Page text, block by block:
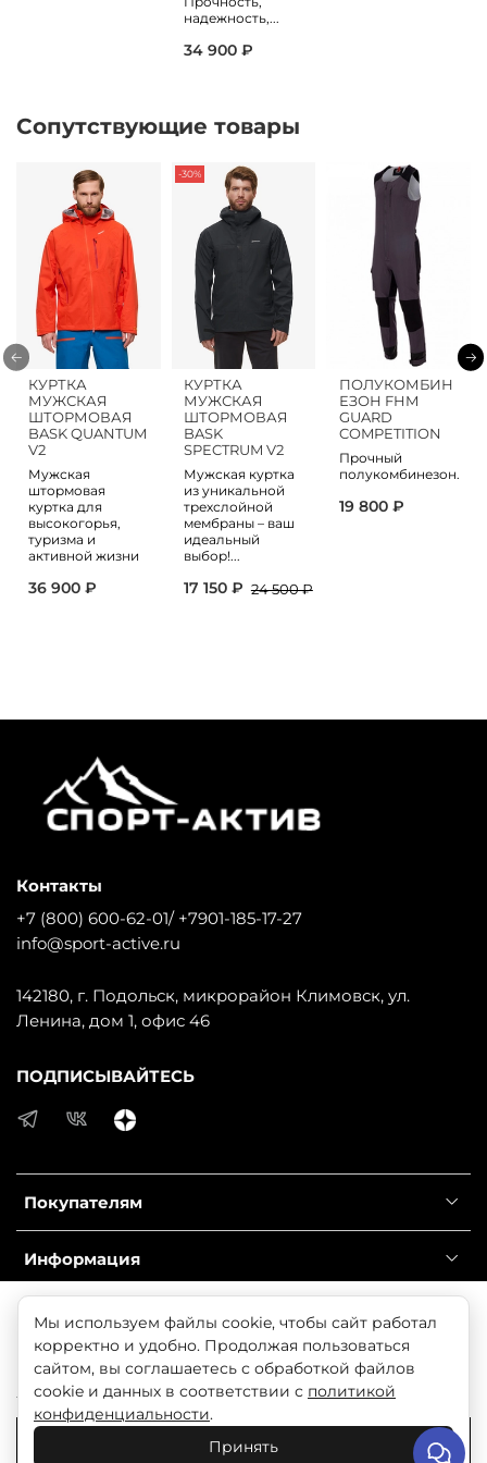
надежность,...
34 900 ₽
Сопутствующие товары
КУРТКА
МУЖСКАЯ
ШТОРМОВАЯ
BASK QUANTUM
V2
Мужская
штормовая
куртка для
высокогорья,
туризма и
активной жизни
36 900 ₽
-30%
КУРТКА
МУЖСКАЯ
ШТОРМОВАЯ
BASK
SPECTRUM V2
Мужская куртка
из уникальной
трехслойной
мембраны – ваш
идеальный
выбор!...
17 150 ₽ 24 500 ₽
ПОЛУКОМБИН
ЕЗОН FHM
GUARD
COMPETITION
Прочный
полукомбинезон.
19 800 ₽
Покупателям
Информация
Справочник
Контакты
+7 (800) 600-62-01/ +7901-185-17-27
info@sport-active.ru
142180, г. Подольск, микрорайон Климовск, ул.
Ленина, дом 1, офис 46
ПОДПИСЫВАЙТЕСЬ
© 2025 Любое использование контента без письменного
разрешения запрещено
Продолжая использовать наш сайт, вы даете согласие
на обработку файлов cookie, которые обеспечивают
правильную работу сайта и соглашаетесь с нашей
Политикой безопасности
Понятно
Мы используем файлы cookie, чтобы сайт работал
корректно и удобно. Продолжая пользоваться
сайтом, вы соглашаетесь с обработкой файлов
cookie и данных в соответствии с политикой
конфиденциальности.
Принять